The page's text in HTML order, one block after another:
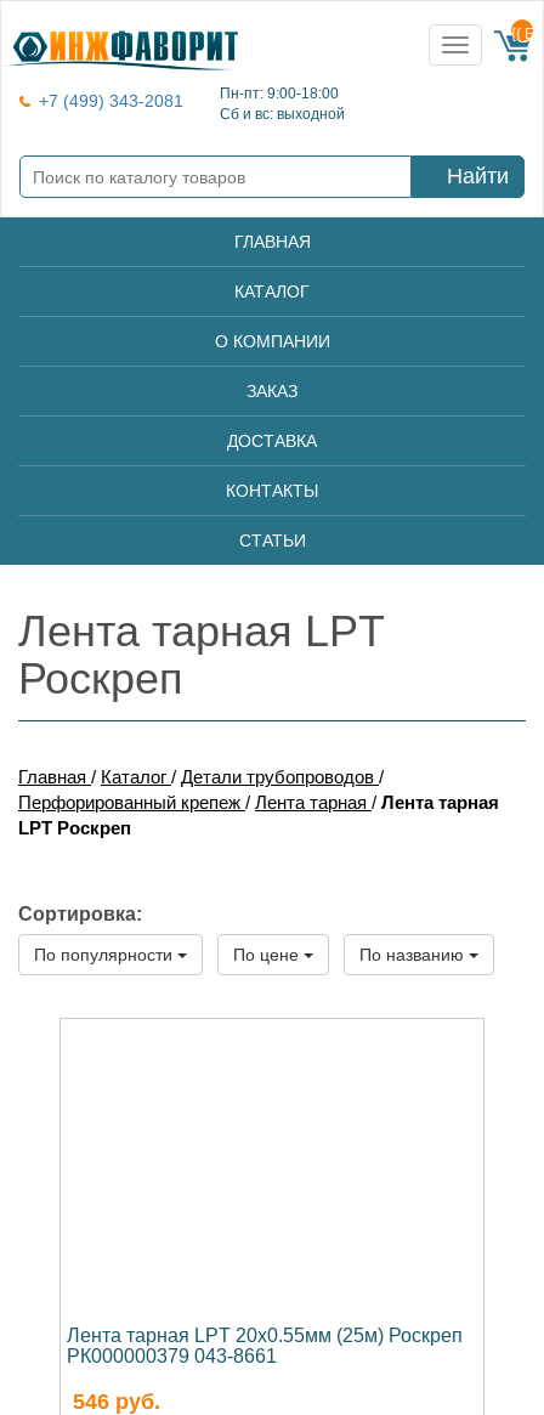
+7 (499) 343-2081
Пн-пт: 9:00-18:00
Сб и вс: выходной
Toggle
navigation
{{
Найти
ГЛАВНАЯ
КАТАЛОГ
О КОМПАНИИ
ЗАКАЗ
ДОСТАВКА
КОНТАКТЫ
СТАТЬИ
Лента тарная LPT
Роскреп
Главная / Каталог / Детали трубопроводов /
Перфорированный крепеж / Лента тарная / Лента тарная
LPT Роскреп
Сортировка:
По популярности По цене По названию
Лента тарная LPT 20х0.55мм (25м) Роскреп
РК000000379 043-8661
546 руб.